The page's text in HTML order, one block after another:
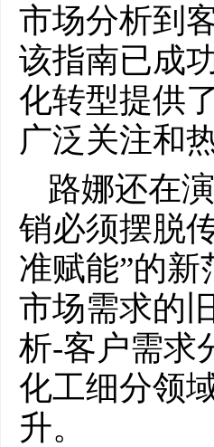
市场分析到
该指南已成
化转型提供
广泛关注和
路娜还在
销必须摆脱
准赋能”的
市场需求的
析-客户需求
化工细分领
升。